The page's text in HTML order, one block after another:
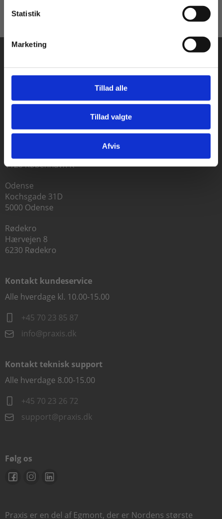
Statistik
Marketing
Tillad alle
Tillad valgte
Afvis
1120 København K
Odense
Kochsgade 31D
5000 Odense
Rødekro
Hærvejen 8
6230 Rødekro
Kontakt kundeservice
Alle hverdage kl. 10.00-15.00
+45 70 23 85 87
info@praxis.dk
Kontakt teknisk support
Alle hverdage 8.00-15.00
+45 70 23 26 72
support@praxis.dk
Følg os
Praxis er en del af Egmont, der er Nordens største
Gå til praxisOnline